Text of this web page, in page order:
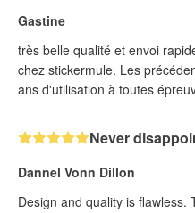
Gastine
très belle qualité et envoi
chez stickermule. Les
ans d'utilisation à toutes
Never
Dannel Vonn Dillon
Design and quality is flawless.